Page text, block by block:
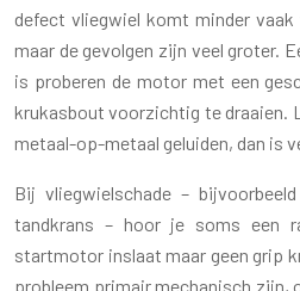
defect vliegwiel komt minder
maar de gevolgen zijn veel groter.
is proberen de motor met een
krukasbout voorzichtig te draaien.
metaal-op-metaal geluiden, dan is
Bij vliegwielschade –
tandkrans – hoor je soms een
startmotor inslaat maar geen grip
probleem primair mechanisch zijn,